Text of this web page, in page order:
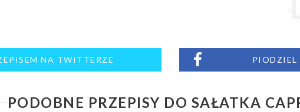
NA TWITTERZE PIODZIEL
PODOBNE PRZEPISY DO SAŁATKA